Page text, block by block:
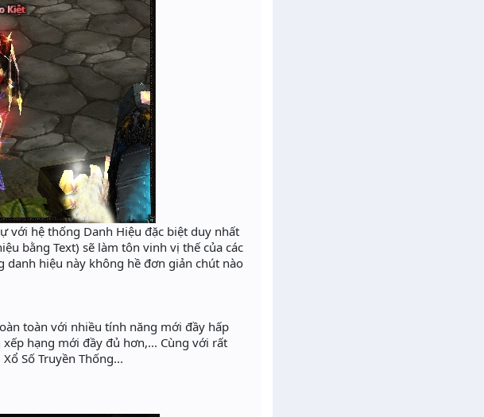
với hệ thống Danh Hiệu đặc biệt duy nhất
bằng Text) sẽ làm tôn vinh vị thế của các
hiệu này không hề đơn giản chút nào
toàn với nhiều tính năng mới đầy hấp
hạng mới đầy đủ hơn,... Cùng với rất
Số Truyền Thống...